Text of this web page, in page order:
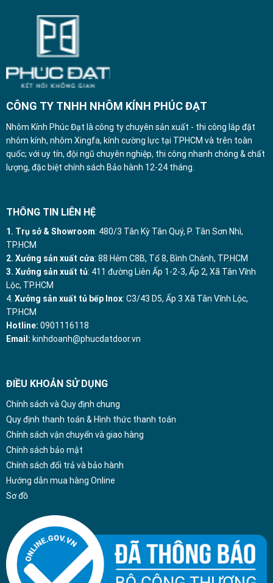
CÔNG TY TNHH NHÔM KÍNH PHÚC ĐẠT
Nhôm Kính Phúc Đạt là công ty chuyên sản xuất - thi công lắp đặt
nhôm kính, nhôm Xingfa, kính cường lực tại TPHCM và trên toàn
quốc; với uy tín, đội ngũ chuyên nghiệp, thi công nhanh chóng & chất
lượng, đặc biệt chính sách Bảo hành 12-24 tháng.
THÔNG TIN LIÊN HỆ
1. Trụ sở & Showroom: 480/3 Tân Kỳ Tân Quý, P. Tân Sơn Nhì,
TP.HCM
2. Xưởng sản xuất cửa: 88 Hẻm C8B, Tổ 8, Bình Chánh, TP.HCM
3. Xưởng sản xuất tủ: 411 đường Liên Ấp 1-2-3, Ấp 2, Xã Tân Vĩnh
Lộc, TP.HCM
4. Xưởng sản xuất tủ bếp Inox: C3/43 D5, Ấp 3 Xã Tân Vĩnh Lộc,
TP.HCM
Hotline: 0901116118
Email: kinhdoanh@phucdatdoor.vn
ĐIỀU KHOẢN SỬ DỤNG
Chính sách và Quy định chung
Quy định thanh toán & Hình thức thanh toán
Chính sách vận chuyển và giao hàng
Chính sách bảo mật
Chính sách đổi trả và bảo hành
Hướng dẫn mua hàng Online
Sơ đồ